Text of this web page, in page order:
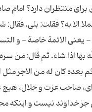
منتظران دارد؟ امام
الا به؟ فقلت: بلى. فقال:
- یعنی الائمة خاصة - و
بها اذا شاء. ثم قال: من
صاحب عزت و جلال، هیچ
خداوند نیست و اینكه